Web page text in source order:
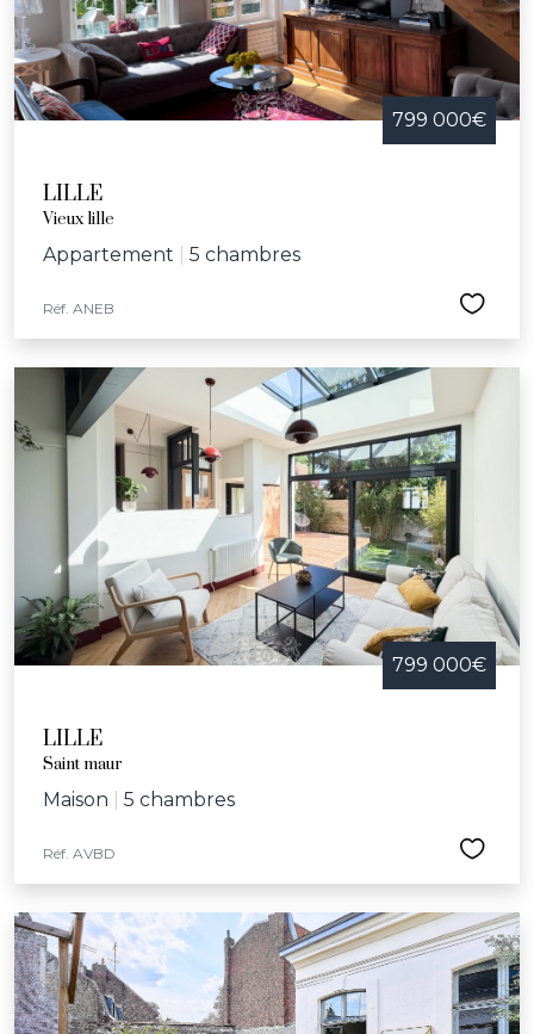
799 000€
LILLE
Vieux lille
Appartement 5 chambres
Réf. ANEB
799 000€
LILLE
Saint maur
Maison 5 chambres
Réf. AVBD